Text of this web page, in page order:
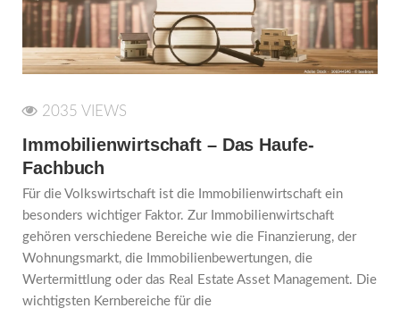
2035 VIEWS
Immobilienwirtschaft – Das Haufe-
Fachbuch
Für die Volkswirtschaft ist die Immobilienwirtschaft ein
besonders wichtiger Faktor. Zur Immobilienwirtschaft
gehören verschiedene Bereiche wie die Finanzierung, der
Wohnungsmarkt, die Immobilienbewertungen, die
Wertermittlung oder das Real Estate Asset Management. Die
wichtigsten Kernbereiche für die